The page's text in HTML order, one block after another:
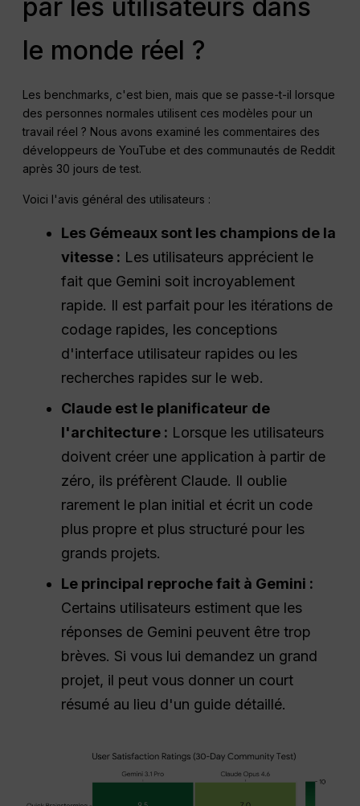
par les utilisateurs dans
le monde réel ?
Les benchmarks, c'est bien, mais que se passe-t-il lorsque
des personnes normales utilisent ces modèles pour un
travail réel ? Nous avons examiné les commentaires des
développeurs de YouTube et des communautés de Reddit
après 30 jours de test.
Voici l'avis général des utilisateurs :
Les Gémeaux sont les champions de la
vitesse : Les utilisateurs apprécient le
fait que Gemini soit incroyablement
rapide. Il est parfait pour les itérations de
codage rapides, les conceptions
d'interface utilisateur rapides ou les
recherches rapides sur le web.
Claude est le planificateur de
l'architecture : Lorsque les utilisateurs
doivent créer une application à partir de
zéro, ils préfèrent Claude. Il oublie
rarement le plan initial et écrit un code
plus propre et plus structuré pour les
grands projets.
Le principal reproche fait à Gemini :
Certains utilisateurs estiment que les
réponses de Gemini peuvent être trop
brèves. Si vous lui demandez un grand
projet, il peut vous donner un court
résumé au lieu d'un guide détaillé.